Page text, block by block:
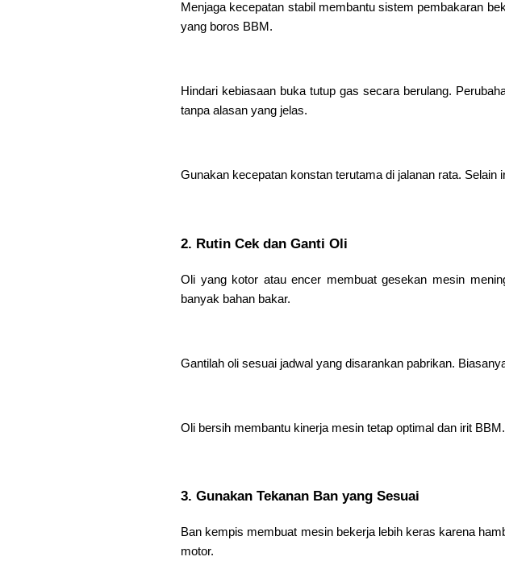
Menjaga kecepatan stabil membantu sistem pembakaran
yang boros BBM.
Hindari kebiasaan buka tutup gas secara berulang.
tanpa alasan yang jelas.
Gunakan kecepatan konstan terutama di jalanan rata.
2. Rutin Cek dan Ganti Oli
Oli yang kotor atau encer membuat gesekan mesin
banyak bahan bakar.
Gantilah oli sesuai jadwal yang disarankan pabrikan.
Oli bersih membantu kinerja mesin tetap optimal dan irit
3. Gunakan Tekanan Ban yang Sesuai
Ban kempis membuat mesin bekerja lebih keras karena
motor.